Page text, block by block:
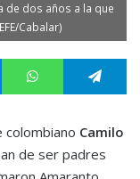
de dos años a la que
Cabalar)
MessengerWhatsApp
colombiano Camilo
de ser padres